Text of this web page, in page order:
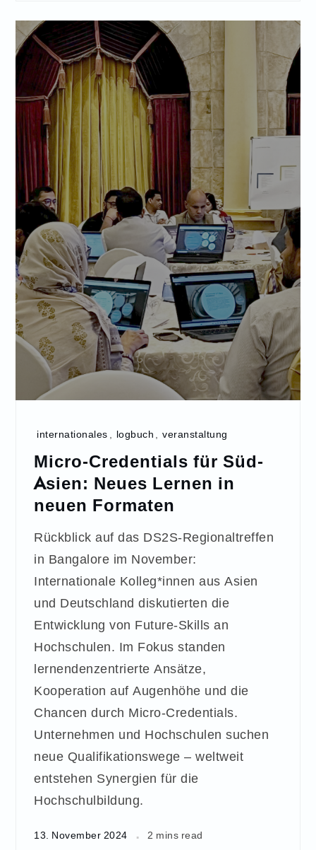
internationales , logbuch , veranstaltung
Micro-Credentials für Süd-
Asien: Neues Lernen in
neuen Formaten
Rückblick auf das DS2S-Regionaltreffen
in Bangalore im November:
Internationale Kolleg*innen aus Asien
und Deutschland diskutierten die
Entwicklung von Future-Skills an
Hochschulen. Im Fokus standen
lernendenzentrierte Ansätze,
Kooperation auf Augenhöhe und die
Chancen durch Micro-Credentials.
Unternehmen und Hochschulen suchen
neue Qualifikationswege – weltweit
entstehen Synergien für die
Hochschulbildung.
13. November 2024 2 mins read